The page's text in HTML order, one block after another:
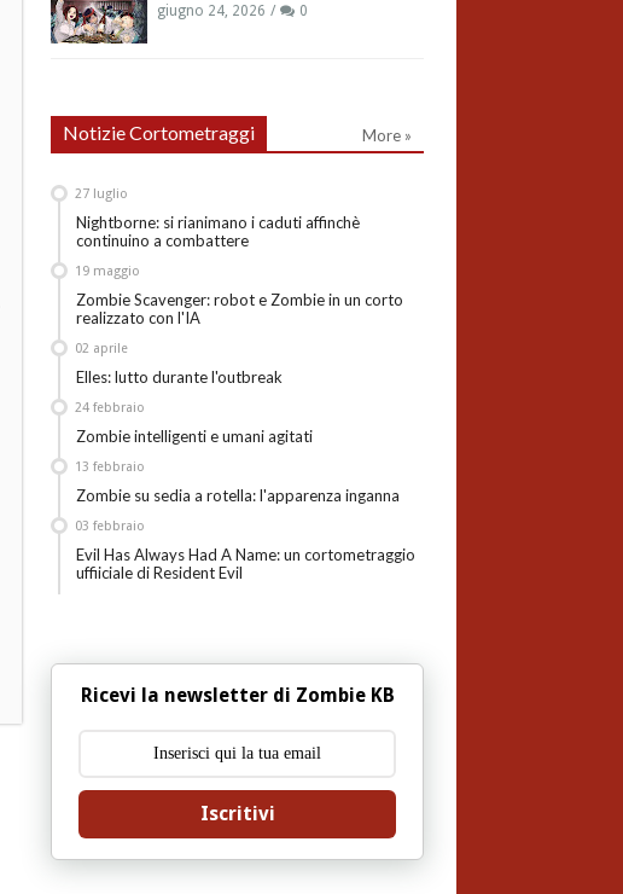
giugno 24, 2026 0
Notizie Cortometraggi More »
Nightborne: si rianimano i caduti affinchè
continuino a combattere
27 luglio
Zombie Scavenger: robot e Zombie in un corto
realizzato con l'IA
19 maggio
Elles: lutto durante l'outbreak
02 aprile
Zombie intelligenti e umani agitati
24 febbraio
Zombie su sedia a rotella: l'apparenza inganna
13 febbraio
Evil Has Always Had A Name: un cortometraggio
uffiiciale di Resident Evil
03 febbraio
Ricevi la newsletter di Zombie KB
Iscritivi